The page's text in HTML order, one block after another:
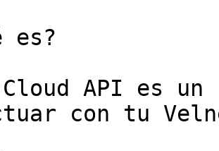
es?
Cloud API es
con tu